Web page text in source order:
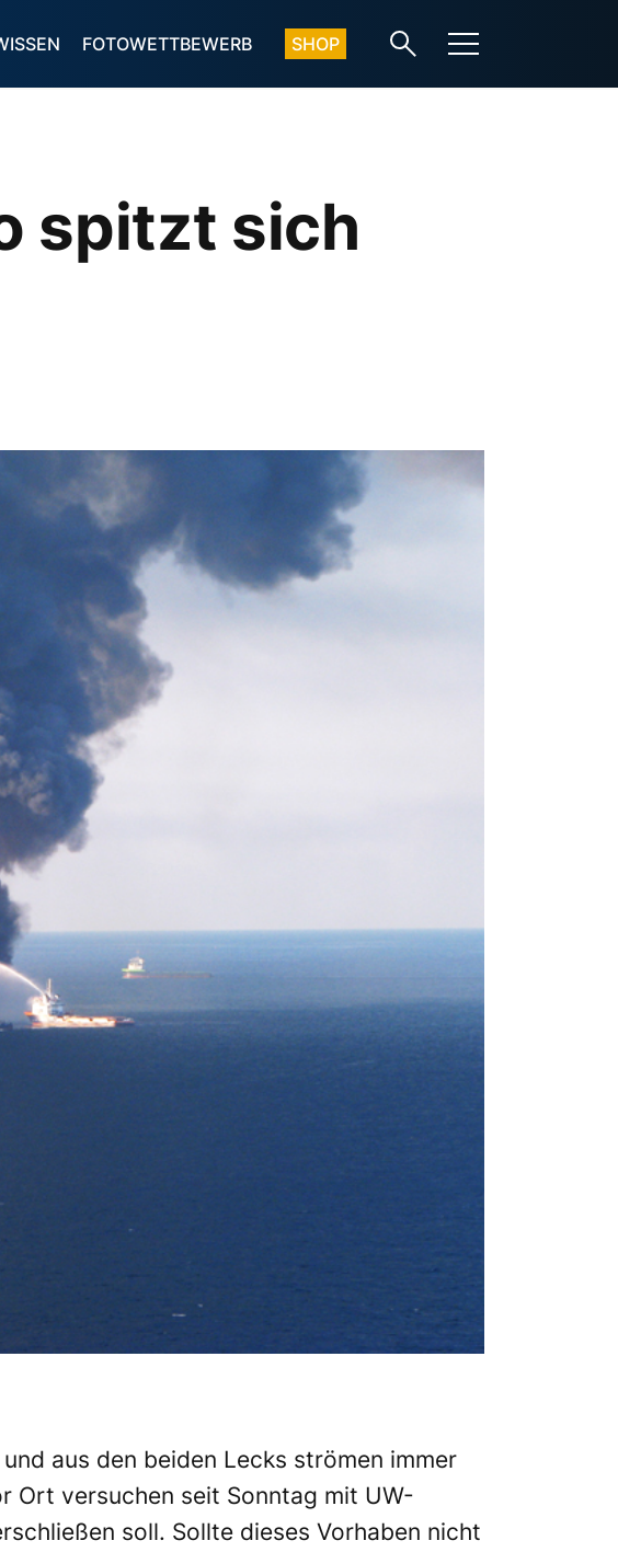
FOTOWETTBEWERB SHOP
spitzt sich
aus den beiden Lecks strömen immer
Ort versuchen seit Sonntag mit UW-
soll. Sollte dieses Vorhaben nicht